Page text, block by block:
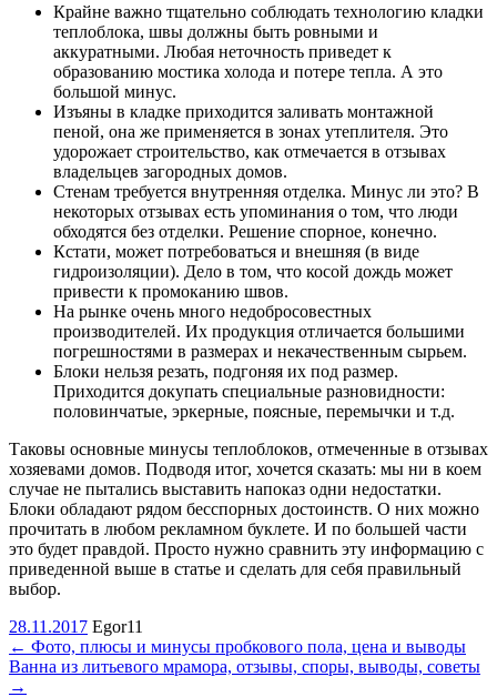
Крайне важно тщательно соблюдать технологию кладки
теплоблока, швы должны быть ровными и
аккуратными. Любая неточность приведет к
образованию мостика холода и потере тепла. А это
большой минус.
Изъяны в кладке приходится заливать монтажной
пеной, она же применяется в зонах утеплителя. Это
удорожает строительство, как отмечается в отзывах
владельцев загородных домов.
Стенам требуется внутренняя отделка. Минус ли это? В
некоторых отзывах есть упоминания о том, что люди
обходятся без отделки. Решение спорное, конечно.
Кстати, может потребоваться и внешняя (в виде
гидроизоляции). Дело в том, что косой дождь может
привести к промоканию швов.
На рынке очень много недобросовестных
производителей. Их продукция отличается большими
погрешностями в размерах и некачественным сырьем.
Блоки нельзя резать, подгоняя их под размер.
Приходится докупать специальные разновидности:
половинчатые, эркерные, поясные, перемычки и т.д.
Таковы основные минусы теплоблоков, отмеченные в отзывах
хозяевами домов. Подводя итог, хочется сказать: мы ни в коем
случае не пытались выставить напоказ одни недостатки.
Блоки обладают рядом бесспорных достоинств. О них можно
прочитать в любом рекламном буклете. И по большей части
это будет правдой. Просто нужно сравнить эту информацию с
приведенной выше в статье и сделать для себя правильный
выбор.
28.11.2017 Egor11
← Фото, плюсы и минусы пробкового пола, цена и выводы
Ванна из литьевого мрамора, отзывы, споры, выводы, советы
→